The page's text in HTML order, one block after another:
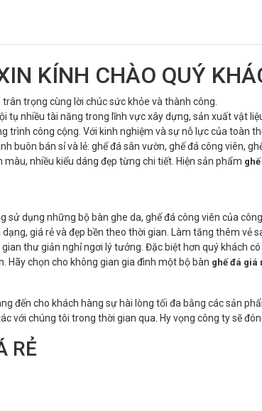
KÍNH CHÀO QUÝ
trọng cùng lời chúc sức khỏe và thành công.
tụ nhiều tài năng trong lĩnh vực xây dựng, sản xuất vật
công cộng. Với kinh nghiệm và sự nỗ lực của toàn
buôn bán sỉ và lẻ: ghế đá sân vườn, ghế đá công viên,
nhiều kiểu dáng đẹp từng chi tiết. Hiện sản phẩm
dụng những bộ bàn ghe da, ghế đá công viên của
giá rẻ và đẹp bền theo thời gian. Làm tăng thêm vẻ
thư giản nghỉ ngơi lý tưởng. Đặc biệt hơn quý khách
Hãy chọn cho không gian gia đình một bộ bàn ghế đá giá
đến cho khách hàng sự hài lòng tối đa bằng các sản
với chúng tôi trong thời gian qua. Hy vọng công ty sẽ
RẺ